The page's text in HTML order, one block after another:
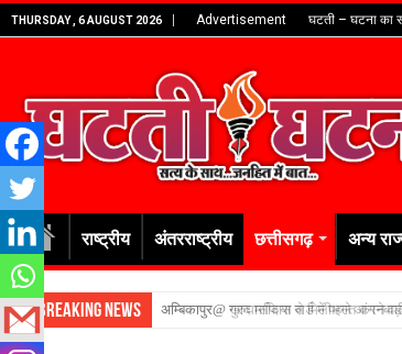
THURSDAY , 6 AUGUST 2026 Advertisement घटती – घटना का
राष्ट्रीय अंतरराष्ट्रीय छत्तीसगढ़ अन्य
Breaking News अम्बिकापुर@ गुरुघासीदास वार्ड में पहले